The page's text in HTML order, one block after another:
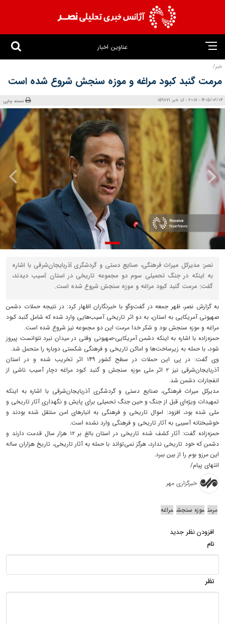
عناوین اخبار
خبر/
مرمت گنبد کبود مراغه و موزه سنجش شروع شده است
1405/02/04 - 20:18 - کد خبر: 159871 نسخه چاپی
نصر: مدیرکل میراث فرهنگی، صنایع دستی و گردشگری آذربایجان‌شرقی با اشاره
به اینکه در جنگ تحمیلی سوم دو مجموعه تاریخی در استان آسیب دیدند،
گفت: مرمت گنبد کبود مراغه و موزه سنجش شروع شده است.
به گزارش نصر، ظهر جمعه در گفت‌وگو با خبرنگاران اظهار کرد: در نتیجه حملات دشمن
صهیونی آمریکایی به استان، به دو اثر تاریخی آسیب‌هایی وارد شده که شامل گنبد کبود
مراغه و موزه سنجش بود و شکر خدا مرمت این دو مجموعه نیز شروع شده است.
حمزه‌زاده با اشاره به اینکه دشمن آمریکایی-صهیونی وقتی در میدان نبرد نتوانست پیروز
شود، با حمله به زیرساخت‌ها و اماکن تاریخی و فرهنگی شکستی دوباره را متحمل شد.
وی گفت: در پی این حملات در سطح کشور ۱۴۹ اثر تخریب شده و در استان
آذربایجان‌شرقی نیز ۲ اثر ملی موزه سنجش و گنبد کبود مراغه دچار آسیب ناشی از
انفجارات دشمن شد.
مدیرکل میراث فرهنگی، صنایع دستی و گردشگری آذربایجان‌شرقی با اشاره به اینکه
تمهیدات ویژه‌ای قبل از جنگ و حین جنگ تحمیلی برای پایش و نگهداری آثار تاریخی و
ملی شده بود، افزود: اموال تاریخی و فرهنگی به انبارهای امن منتقل شده بودند و
خوشبختانه آسیبی به آثار تاریخی و فرهنگی وارد نشده است.
حمزه‌زاده گفت: آثار کشف شده تاریخی در استان بالغ بر ۱۲ هزار سال قدمت دارند و
دشمن که خود تاریخی ندارد، هرگز نمی‌تواند با حمله به آثار تاریخی، تاریخ هزاران ساله
این مرزو بوم را از بین ببرد.
انتهای پیام/
خبرگزاری مهر
مرمت موزه سنجش مراغه
افزودن نظر جدید
نام
نظر